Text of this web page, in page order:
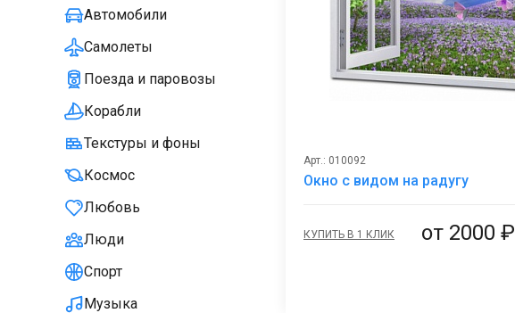
Автомобили
Самолеты
Поезда и паровозы
Корабли
Текстуры и фоны
Космос
Любовь
Люди
Спорт
Музыка
Арт.: 010092
Окно с видом на радугу
КУПИТЬ В 1 КЛИК от 2000 ₽